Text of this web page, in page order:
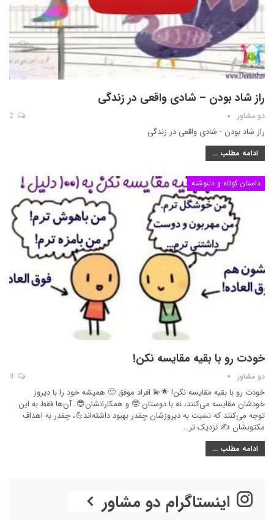
راز شاد بودن – شادی واقعی در زندگی
دو مشاور
راز شاد بودن - شادی واقعی در زندگی
ادامه مطلب ...
داستان کوتاه و دلنوشته
خودت رو با بقیه مقایسه نکن!
دو مشاور
خودت رو با بقیه مقایسه نکن! 🌟💫 افراد موفق 🙂 همیشه خود را با دیروز
خودشان مقایسه می‌کنند، نه با دوستان 🤓 و همکارانشان😎. آن‌ها فقط به این
توجه می‌کنند که نسبت به دیروزشان چقدر بهبود داشته‌اند💪، چقدر به اهداف‌
مکتوبشان ✍ نزدیک تر…
ادامه مطلب ...
اینستاگرام دو مشاور